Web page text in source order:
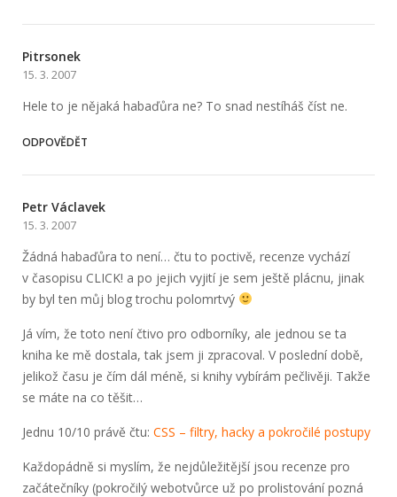
Pitrsonek
15. 3. 2007
Hele to je nějaká habaďůra ne? To snad nestíháš číst ne.
ODPOVĚDĚT
Petr Václavek
15. 3. 2007
Žádná habaďůra to není… čtu to poctivě, recenze vychází
v časopisu CLICK! a po jejich vyjití je sem ještě plácnu, jinak
by byl ten můj blog trochu polomrtvý
Já vím, že toto není čtivo pro odborníky, ale jednou se ta
kniha ke mě dostala, tak jsem ji zpracoval. V poslední době,
jelikož času je čím dál méně, si knihy vybírám pečlivěji. Takže
se máte na co těšit…
Jednu 10/10 právě čtu: CSS – filtry, hacky a pokročilé postupy
Každopádně si myslím, že nejdůležitější jsou recenze pro
začátečníky (pokročilý webotvůrce už po prolistování pozná